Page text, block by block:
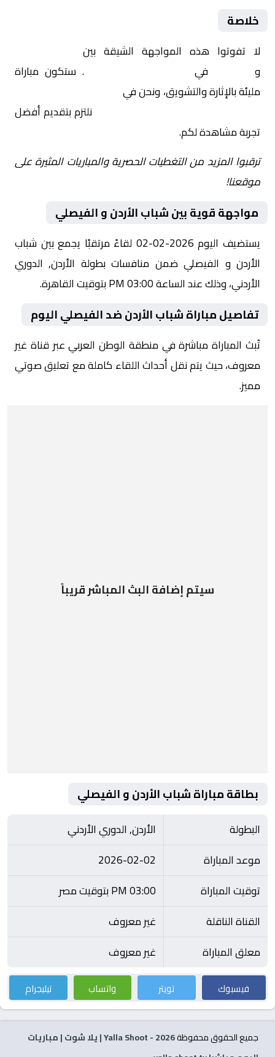
خلاصة
لا تفوتوا هذه المواجهة الشيقة بين
والفيصلي في
. ستكون مباراة
مليئة بالإثارة والتشويق، ونحن في
نلتزم بتقديم أفضل
تجربة مشاهدة لكم.
ترقبوا المزيد من التغطيات الحصرية والمباريات المثيرة على
موقعنا!
مواجهة قوية بين شباب الأردن و الفيصلي
يستضيف اليوم 2026-02-02 لقاءً مرتقبًا يجمع بين شباب
الأردن و الفيصلي ضمن منافسات بطولة الأردن, الدوري
الأردني، وذلك عند الساعة 03:00 PM بتوقيت القاهرة.
تفاصيل مباراة شباب الأردن ضد الفيصلي اليوم
تُبث المباراة مباشرة في منطقة الوطن العربي عبر قناة غير
معروف، حيث يتم نقل أحداث اللقاء كاملة مع تعليق صوتي
مميز.
سيتم إضافة البث المباشر قريباً
بطاقة مباراة شباب الأردن و الفيصلي
البطولة
الأردن, الدوري الأردني
موعد المباراة
2026-02-02
توقيت المباراة
03:00 PM بتوقيت مصر
القناة الناقلة
غير معروف
معلق المباراة
غير معروف
فيسبوك تويتر واتساب تيليجرام
جميع الحقوق محفوظة2026
- Yalla Shoot | يلا شوت | مباريات